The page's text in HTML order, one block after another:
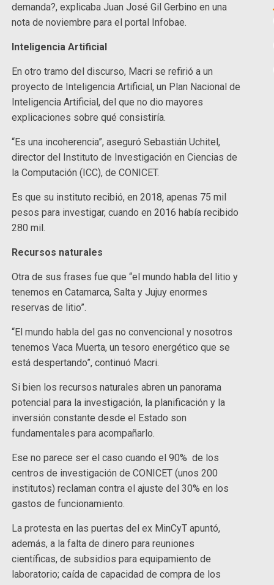
demanda?, explicaba Juan José Gil Gerbino en una
nota de noviembre para el portal Infobae.
Inteligencia Artificial
En otro tramo del discurso, Macri se refirió a un
proyecto de Inteligencia Artificial, un Plan Nacional de
Inteligencia Artificial, del que no dio mayores
explicaciones sobre qué consistiría.
“Es una incoherencia”, aseguró Sebastián Uchitel,
director del Instituto de Investigación en Ciencias de
la Computación (ICC), de CONICET.
Es que su instituto recibió, en 2018, apenas 75 mil
pesos para investigar, cuando en 2016 había recibido
280 mil.
Recursos naturales
Otra de sus frases fue que “el mundo habla del litio y
tenemos en Catamarca, Salta y Jujuy enormes
reservas de litio”.
“El mundo habla del gas no convencional y nosotros
tenemos Vaca Muerta, un tesoro energético que se
está despertando”, continuó Macri.
Si bien los recursos naturales abren un panorama
potencial para la investigación, la planificación y la
inversión constante desde el Estado son
fundamentales para acompañarlo.
Ese no parece ser el caso cuando el 90% de los
centros de investigación de CONICET (unos 200
institutos) reclaman contra el ajuste del 30% en los
gastos de funcionamiento.
La protesta en las puertas del ex MinCyT apuntó,
además, a la falta de dinero para reuniones
científicas, de subsidios para equipamiento de
laboratorio; caída de capacidad de compra de los